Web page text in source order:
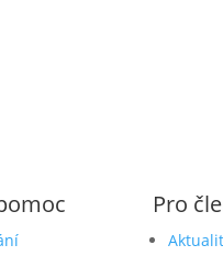
Pro